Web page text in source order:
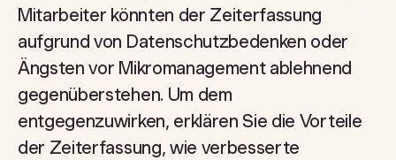
Mitarbeiter könnten der Zeiterfassung
aufgrund von Datenschutzbedenken oder
Ängsten vor Mikromanagement ablehnend
gegenüberstehen. Um dem
entgegenzuwirken, erklären Sie die Vorteile
der Zeiterfassung, wie verbesserte